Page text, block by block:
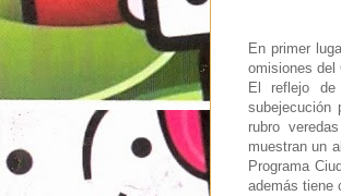
En primer
omisiones del
El reflejo
subejecución
rubro
muestran un
Programa
además tiene